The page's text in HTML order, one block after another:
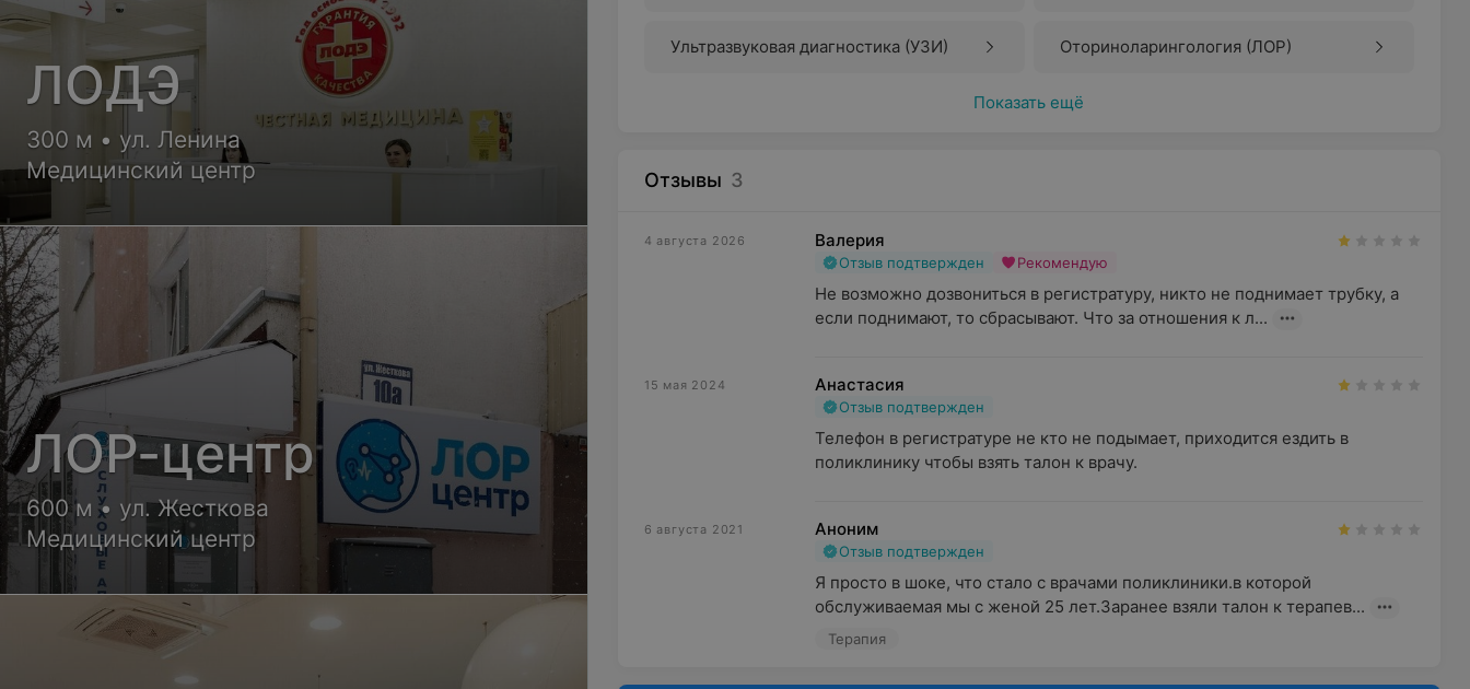
Ультразвуковая диагностика (УЗИ) Оториноларингология (ЛОР)
Показать ещё
Отзывы 3
4 августа 2026 Валерия
Отзыв подтвержден Рекомендую
Не возможно дозвониться в регистратуру, никто не поднимает трубку, а
если поднимают, то сбрасывают. Что за отношения к л...
15 мая 2024 Анастасия
Отзыв подтвержден
Телефон в регистратуре не кто не подымает, приходится ездить в
поликлинику чтобы взять талон к врачу.
6 августа 2021 Аноним
Отзыв подтвержден
Я просто в шоке, что стало с врачами поликлиники.в которой
обслуживаемая мы с женой 25 лет.Заранее взяли талон к терапев...
Терапия
ЛОДЭ
300 м • ул. Ленина
Медицинский центр
ЛОР-центр
600 м • ул. Жесткова
Медицинский центр